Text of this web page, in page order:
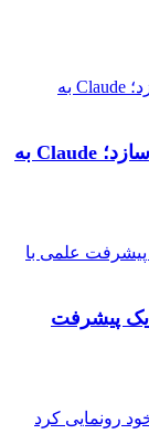
آنتروپیک تیم اختصاصی طراحی تراشه می‌سازد؛ Claude به
پیشرفت